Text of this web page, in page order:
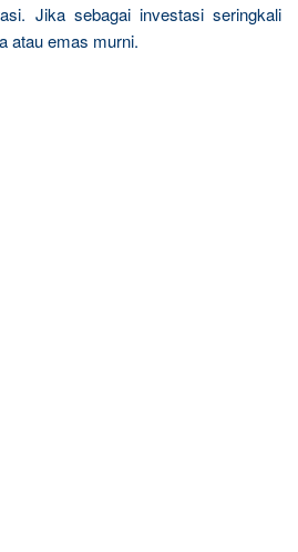
Jika sebagai investasi seringkali
atau emas murni.